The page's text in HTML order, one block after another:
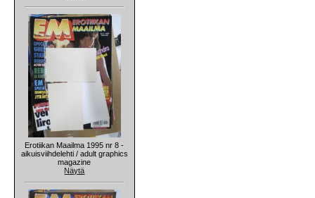
Erotiikan Maailma 1995 nr 8 -
aikuisviihdelehti / adult graphics
magazine
Näytä